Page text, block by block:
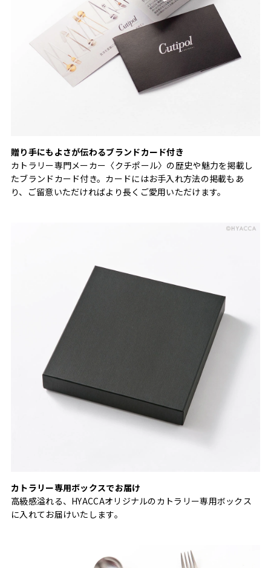
贈り手にもよさが伝わるブランドカード付き
カトラリー専門メーカー〈クチポール〉の歴史や魅力を掲載し
たブランドカード付き。カードにはお手入れ方法の掲載もあ
り、ご留意いただければより長くご愛用いただけます。
カトラリー専用ボックスでお届け
高級感溢れる、HYACCAオリジナルのカトラリー専用ボックス
に入れてお届けいたします。